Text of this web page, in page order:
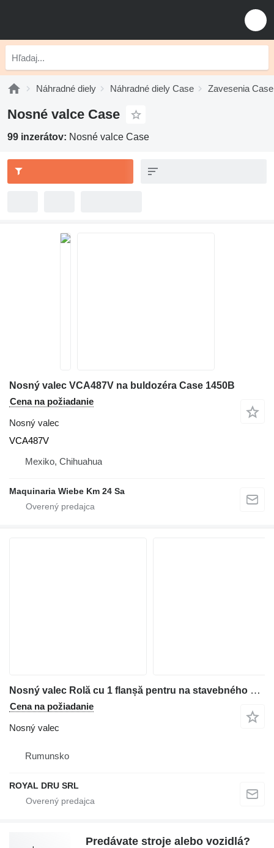
Náhradné diely Náhradné diely Case Zavesenia Case
Nosné valce Case
99 inzerátov: Nosné valce Case
Nosný valec VCA487V na buldozéra Case 1450B
Cena na požiadanie
Nosný valec
VCA487V
Mexiko, Chihuahua
Maquinaria Wiebe Km 24 Sa
Nosný valec Rolă cu 1 flanșă pentru na stavebného stroja Case
Cena na požiadanie
Nosný valec
Rumunsko
ROYAL DRU SRL
Predávate stroje alebo vozidlá?